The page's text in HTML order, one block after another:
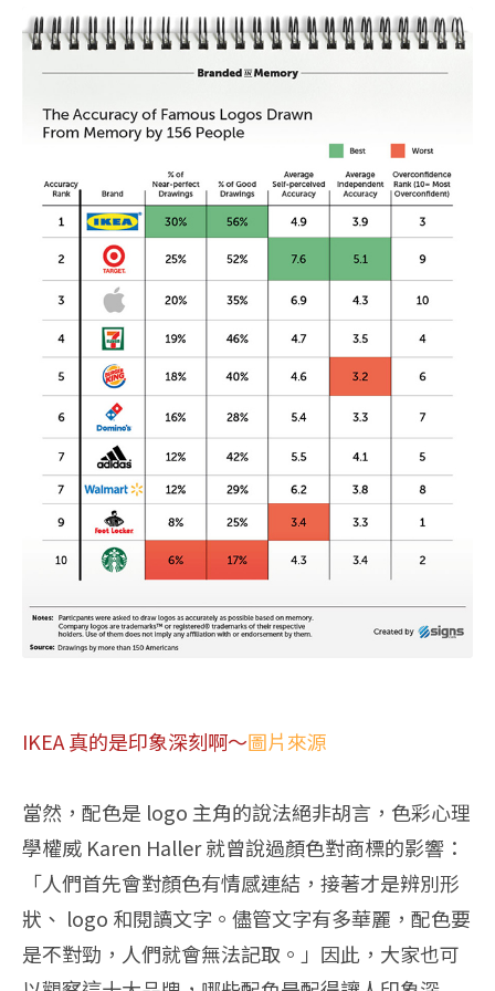
IKEA 真的是印象深刻啊～圖片來源
當然，配色是 logo 主角的說法絕非胡言，色彩心理
學權威 Karen Haller 就曾說過顏色對商標的影響：
「人們首先會對顏色有情感連結，接著才是辨別形
狀、 logo 和閱讀文字。儘管文字有多華麗，配色要
是不對勁，人們就會無法記取。」因此，大家也可